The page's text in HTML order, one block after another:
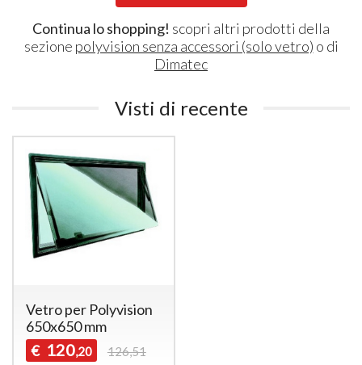
Continua lo shopping! scopri altri prodotti della
sezione polyvision senza accessori (solo vetro) o di
Dimatec
Visti di recente
Vetro per Polyvision
650x650 mm
€ 120,20 126,51